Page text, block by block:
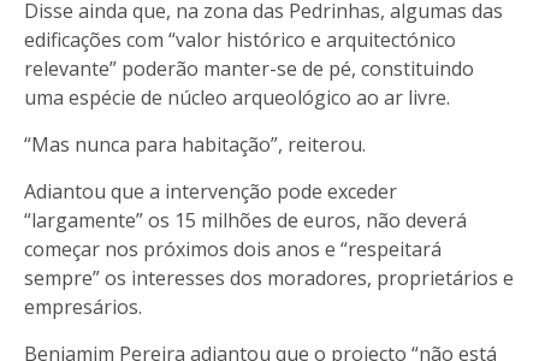
Disse ainda que, na zona das Pedrinhas, algumas das
edificações com “valor histórico e arquitectónico
relevante” poderão manter-se de pé, constituindo
uma espécie de núcleo arqueológico ao ar livre.
“Mas nunca para habitação”, reiterou.
Adiantou que a intervenção pode exceder
“largamente” os 15 milhões de euros, não deverá
começar nos próximos dois anos e “respeitará
sempre” os interesses dos moradores, proprietários e
empresários.
Benjamim Pereira adiantou que o projecto “não está